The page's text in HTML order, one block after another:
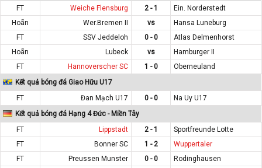
FT
Weiche Flensburg 2 - 1
Ein. Norderstedt
Hoãn
Wer.Bremen II vs
Hansa Luneburg
FT
SSV Jeddeloh 0 - 0
Atlas Delmenhorst
Hoãn
Lubeck vs
Hamburger II
FT
Hannoverscher SC 1 - 0
Oberneuland
Kết quả bóng đá Giao Hữu U17
FT
Đan Mạch U17 0 - 0
Na Uy U17
Kết quả bóng đá Hạng 4 Đức - Miền Tây
FT
Lippstadt 2 - 1
Sportfreunde Lotte
FT
Bonner SC 1 - 2
Wuppertaler
FT
Preussen Munster 0 - 0
Rodinghausen